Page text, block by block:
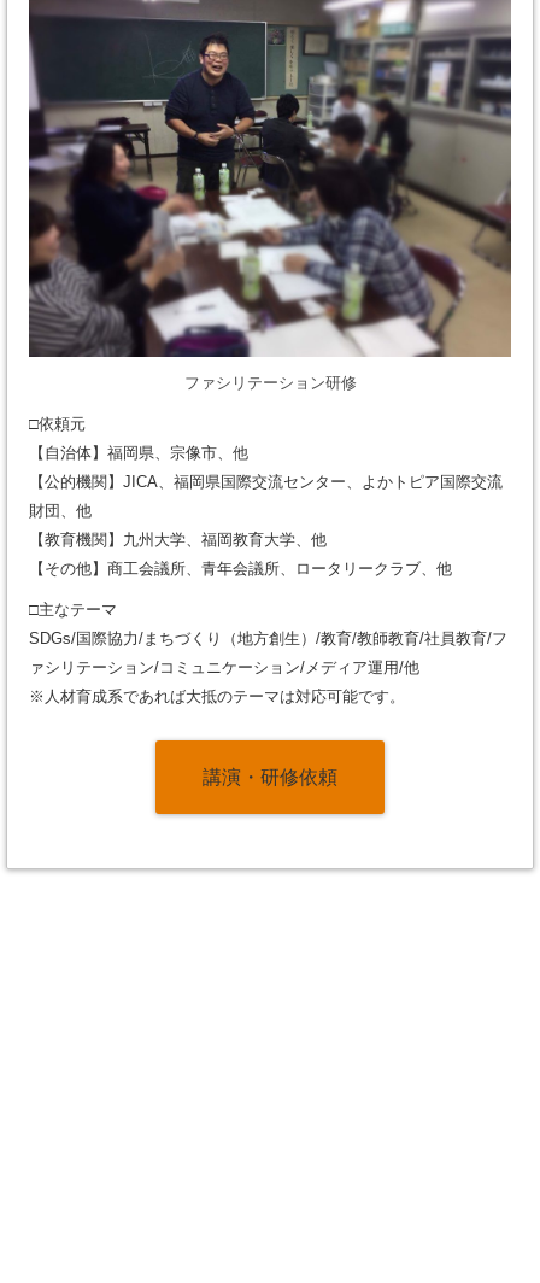
ファシリテーション研修
□依頼元
【自治体】福岡県、宗像市、他
【公的機関】JICA、福岡県国際交流センター、よかトピア国際交流
財団、他
【教育機関】九州大学、福岡教育大学、他
【その他】商工会議所、青年会議所、ロータリークラブ、他
□主なテーマ
SDGs/国際協力/まちづくり（地方創生）/教育/教師教育/社員教育/フ
ァシリテーション/コミュニケーション/メディア運用/他
※人材育成系であれば大抵のテーマは対応可能です。
講演・研修依頼